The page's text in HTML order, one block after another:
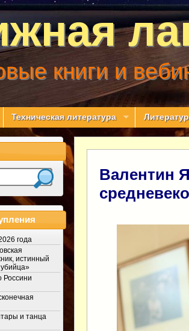
книги и
Техническая литература
Валентин
года
истинный
Россини
и танца